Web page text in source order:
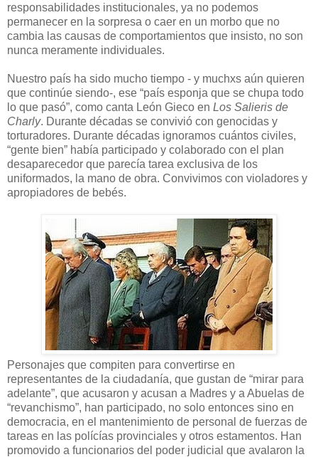
responsabilidades institucionales, ya no podemos
permanecer en la sorpresa o caer en un morbo que no
cambia las causas de comportamientos que insisto, no son
nunca meramente individuales.
Nuestro país ha sido mucho tiempo - y muchxs aún quieren
que continúe siendo-, ese “país esponja que se chupa todo
lo que pasó”, como canta León Gieco en Los Salieris de
Charly. Durante décadas se convivió con genocidas y
torturadores. Durante décadas ignoramos cuántos civiles,
“gente bien” había participado y colaborado con el plan
desaparecedor que parecía tarea exclusiva de los
uniformados, la mano de obra. Convivimos con violadores y
apropiadores de bebés.
Personajes que compiten para convertirse en
representantes de la ciudadanía, que gustan de “mirar para
adelante”, que acusaron y acusan a Madres y a Abuelas de
“revanchismo”, han participado, no solo entonces sino en
democracia, en el mantenimiento de personal de fuerzas de
tareas en las polícías provinciales y otros estamentos. Han
promovido a funcionarios del poder judicial que avalaron la